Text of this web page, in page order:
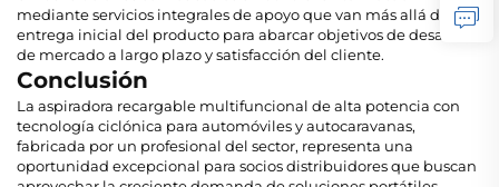
mediante servicios integrales de apoyo que van más allá de la
entrega inicial del producto para abarcar objetivos de desarrollo
de mercado a largo plazo y satisfacción del cliente.
Conclusión
La aspiradora recargable multifuncional de alta potencia con
tecnología ciclónica para automóviles y autocaravanas,
fabricada por un profesional del sector, representa una
oportunidad excepcional para socios distribuidores que buscan